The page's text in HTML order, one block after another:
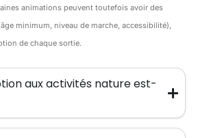
animations peuvent toutefois avoir des
minimum, niveau de marche, accessibilité),
de chaque sortie.
aux activités nature est-